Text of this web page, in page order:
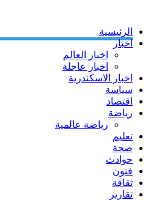
الرئيسية
اخبار
اخبار العالم
اخبار عاجلة
اخبار الاسكندرية
سياسة
اقتصاد
رياضة
رياضة عالمية
تعليم
صحة
حوادث
فنون
ثقافة
تقارير